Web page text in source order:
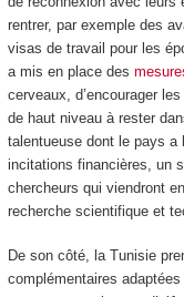
rentrer, par exemple des
visas de travail pour les
a mis en place des
cerveaux, d’encourager
de haut niveau à rester
talentueuse dont le pays a
incitations financières, un
chercheurs qui viendront
recherche scientifique et
De son côté, la Tunisie
complémentaires